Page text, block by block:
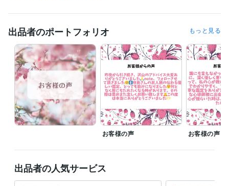
ライフスタイル・その他 / カウンセラー・コーチ 経験年数 : 10年
ライフスタイル・その他 / 保育士・ベビーシッター
ライフスタイル・その他 / 公務員
受賞歴
シルバーランク
資格・検定
認定心理士 取得年 : 2014年
保育士 取得年 : 1989年
幼稚園教諭免許 取得年 : 1989年
普通自動車第一種運転免許 取得年 : 1989年
Excel:25年Google スプレッドシート:2年Google ドキュメント:2年
PowerPoint:15年
iMovie:3年Canva:0年
出品者のポートフォリオ もっと見る
お客様の声 お客様の声
出品者の人気サービス